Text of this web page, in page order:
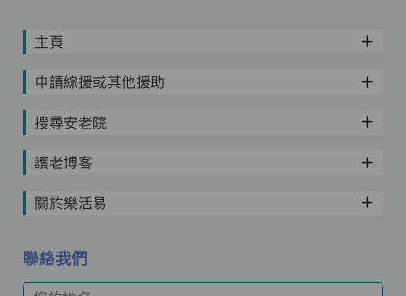
主頁
申請綜援或其他援助
搜尋安老院
護老博客
關於樂活易
聯絡我們